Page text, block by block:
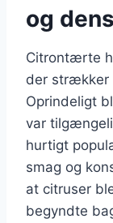
og
Citrontærte
der strækker
Oprindeligt
var
hurtigt
smag og
at citruser
begyndte